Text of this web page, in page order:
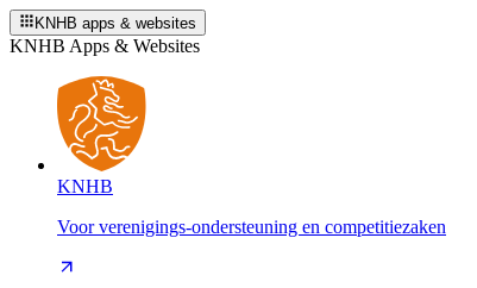
KNHB apps & websites
KNHB Apps & Websites
KNHB
Voor verenigings-ondersteuning en competitiezaken